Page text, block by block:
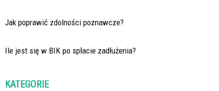
Jak poprawić zdolności poznawcze?
Ile jest się w BIK po spłacie zadłużenia?
KATEGORIE